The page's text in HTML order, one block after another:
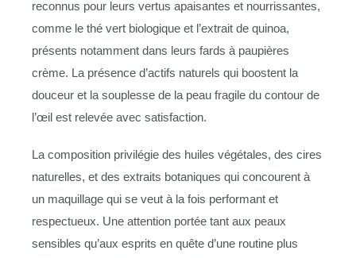
reconnus pour leurs vertus apaisantes et nourrissantes,
comme le thé vert biologique et l’extrait de quinoa,
présents notamment dans leurs fards à paupières
crème. La présence d’actifs naturels qui boostent la
douceur et la souplesse de la peau fragile du contour de
l’œil est relevée avec satisfaction.
La composition privilégie des huiles végétales, des cires
naturelles, et des extraits botaniques qui concourent à
un maquillage qui se veut à la fois performant et
respectueux. Une attention portée tant aux peaux
sensibles qu’aux esprits en quête d’une routine plus